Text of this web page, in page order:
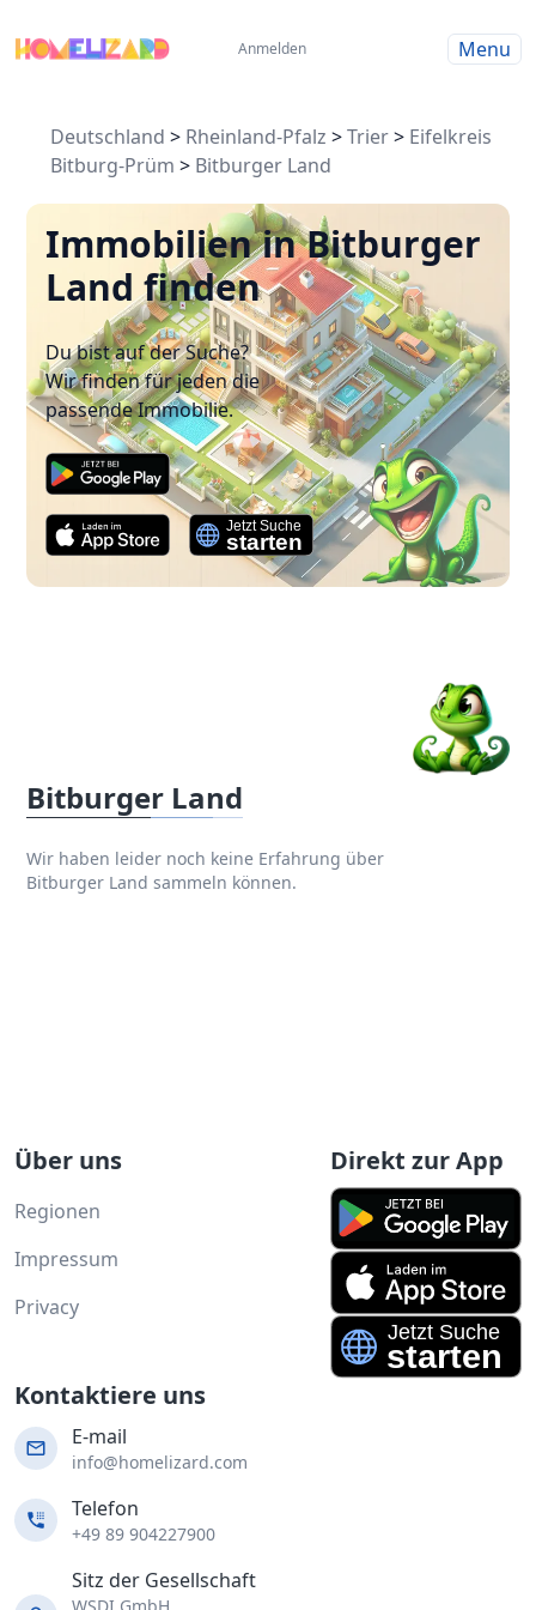
Anmelden Menu
Deutschland > Rheinland-Pfalz >Trier> Eifelkreis
Bitburg-Prüm > Bitburger Land
Immobilien in Bitburger
Land finden
Du bist auf der Suche?
Wir finden für jeden die
passende Immobilie.
Bitburger Land
Wir haben leider noch keine Erfahrung über
Bitburger Land sammeln können.
Über uns
Regionen
Impressum
Privacy
Direkt zur App
Kontaktiere uns
E-mail
info@homelizard.com
Telefon
+49 89 904227900
Sitz der Gesellschaft